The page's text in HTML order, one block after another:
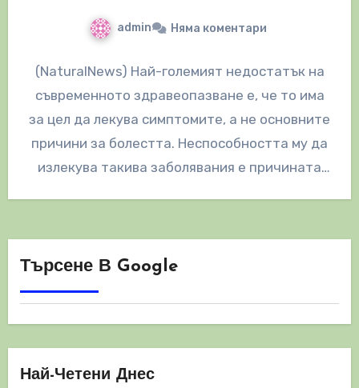
admin Няма коментари
(NaturalNews) Най-големият недостатък на
съвременното здравеопазване е, че то има
за цел да лекува симптомите, а не основните
причини за болестта. Неспособността му да
излекува такива заболявания е причината
Търсене В Google
Най-Четени Днес